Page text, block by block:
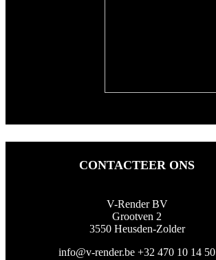
CONTACTEER ONS
V-Render BV
Grootven 2
3550 Heusden-Zolder
info@v-render.be +32 470 10 14 50